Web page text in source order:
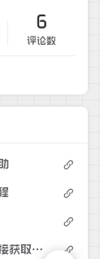
6
评论数
🍂崩坏：星穹铁道抽卡链接获取教程